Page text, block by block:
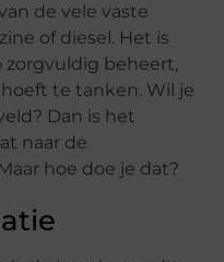
de vele vaste
of diesel. Het is
zorgvuldig beheert,
te tanken. Wil je
Dan is het
naar de
hoe doe je dat?